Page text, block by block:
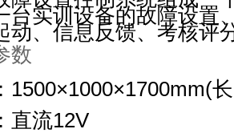
台实训设备的故障设置
动、信息反馈、考核评
数
1500×1000×1700mm(
直流12V